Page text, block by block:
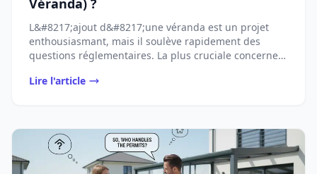
Véranda) ?
L&#8217;ajout d&#8217;une véranda est un projet
enthousiasmant, mais il soulève rapidement des
questions réglementaires. La plus cruciale concerne
Lire l'article